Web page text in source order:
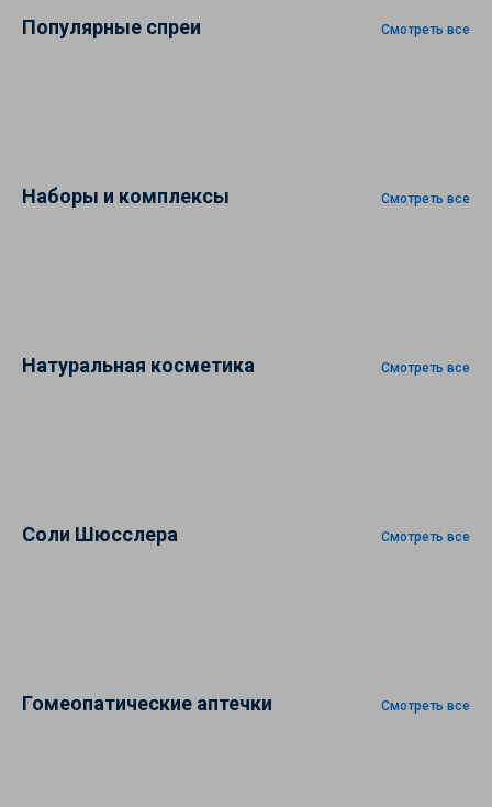
Популярные спреи Смотреть все
Наборы и комплексы Смотреть все
Натуральная косметика Смотреть все
Соли Шюсслера Смотреть все
Гомеопатические аптечки Смотреть все